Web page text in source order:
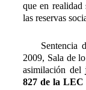
que en realidad
las reservas
Sentencia
2009, Sala de
asimilación del
827 de la LEC